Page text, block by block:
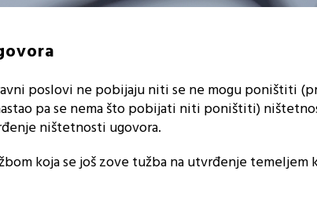
poslovi ne pobijaju niti se ne mogu poništiti
pa se nema što pobijati niti poništiti)
ništetnosti ugovora.
koja se još zove tužba na utvrđenje temeljem